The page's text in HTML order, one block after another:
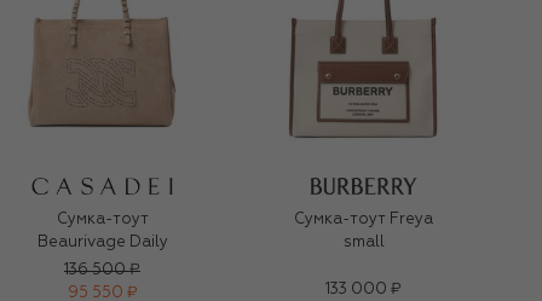
Сумка-тоут
Beaurivage Daily
136 500 ₽
95 550 ₽
Сумка-тоут Freya
small
133 000 ₽